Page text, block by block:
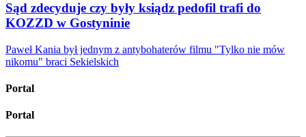
Sąd zdecyduje czy były ksiądz pedofil trafi do
KOZZD w Gostyninie
Paweł Kania był jednym z antybohaterów filmu "Tylko nie mów
nikomu" braci Sekielskich
Portal
Portal